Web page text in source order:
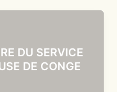
DU SERVICE
DE CONGE